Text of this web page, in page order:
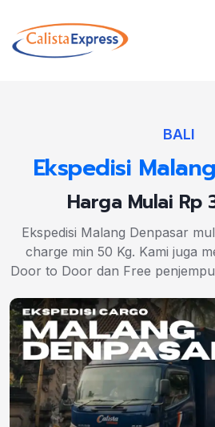
BALI
Ekspedisi
Harga Mulai Rp
Ekspedisi Malang Denpasar
charge min 50 Kg. Kami juga
Door to Door dan Free